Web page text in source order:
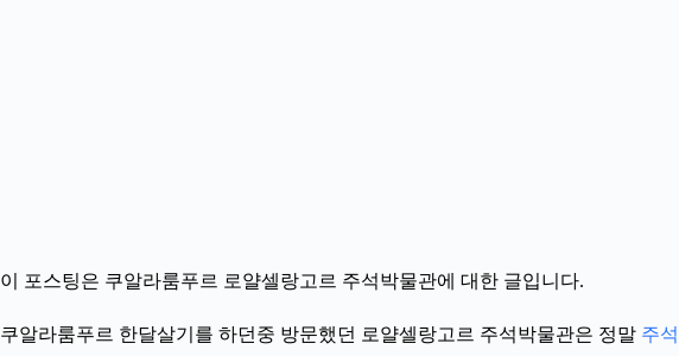
이 포스팅은 쿠알라룸푸르 로얄셀랑고르 주석박물관에 대한 글입니다.
쿠알라룸푸르 한달살기를 하던중 방문했던 로얄셀랑고르 주석박물관은 정말 주석